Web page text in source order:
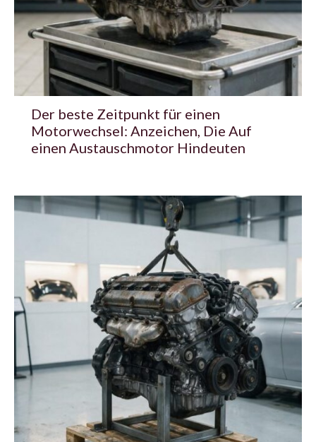
Der beste Zeitpunkt für einen
Motorwechsel: Anzeichen, Die Auf
einen Austauschmotor Hindeuten